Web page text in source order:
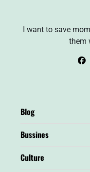
I want to save
them
Blog
Bussines
Culture